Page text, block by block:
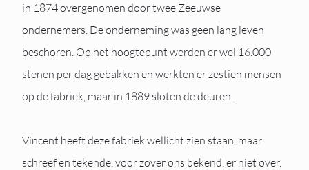
in 1874 overgenomen door twee Zeeuwse
ondernemers. De onderneming was geen lang leven
beschoren. Op het hoogtepunt werden er wel 16.000
stenen per dag gebakken en werkten er zestien mensen
op de fabriek, maar in 1889 sloten de deuren.
Vincent heeft deze fabriek wellicht zien staan, maar
schreef en tekende, voor zover ons bekend, er niet over.